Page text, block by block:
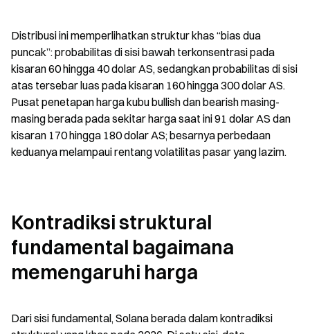
Distribusi ini memperlihatkan struktur khas “bias dua
puncak”: probabilitas di sisi bawah terkonsentrasi pada
kisaran 60 hingga 40 dolar AS, sedangkan probabilitas di sisi
atas tersebar luas pada kisaran 160 hingga 300 dolar AS.
Pusat penetapan harga kubu bullish dan bearish masing-
masing berada pada sekitar harga saat ini 91 dolar AS dan
kisaran 170 hingga 180 dolar AS; besarnya perbedaan
keduanya melampaui rentang volatilitas pasar yang lazim.
Kontradiksi struktural
fundamental bagaimana
memengaruhi harga
Dari sisi fundamental, Solana berada dalam kontradiksi